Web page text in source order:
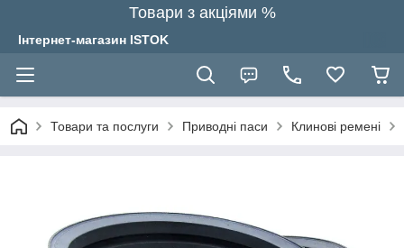
Товари з акціями %
Інтернет-магазин ISTOK
Товари та послуги Приводні паси Клинові ремені